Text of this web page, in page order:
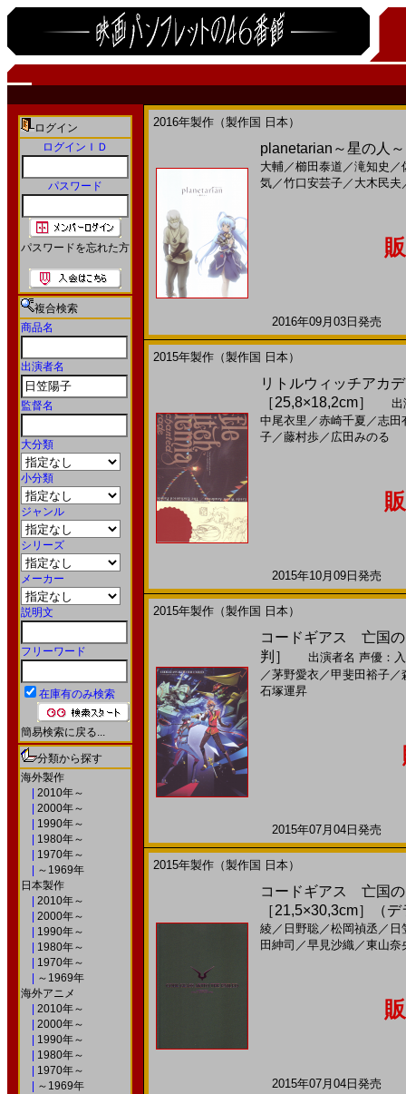
ログイン
ログインＩＤ
パスワード
パスワードを忘れた方
複合検索
商品名
出演者名
監督名
大分類
小分類
ジャンル
シリーズ
メーカー
説明文
フリーワード
在庫有のみ検索
簡易検索に戻る...
分類から探す
海外製作
2010年～
2000年～
1990年～
1980年～
1970年～
～1969年
日本製作
2010年～
2000年～
1990年～
1980年～
1970年～
～1969年
海外アニメ
2010年～
2000年～
1990年～
1980年～
1970年～
～1969年
2016年製作（製作国 日本）
planetarian～星の人
大輔／櫛田泰道 ／滝知史 ／
気／竹口安芸子／ 大木民夫
2016年09月03日発売
2015年製作（製作国 日本）
リトルウィッチアカ
［25,8×18,2cm］
出
中尾衣里 ／赤崎千夏 ／志田
子／藤村歩／ 広田みのる
2015年10月09日発売
2015年製作（製作国 日本）
コードギアス 亡国
判］
出演者名 声優：
／茅野愛衣 ／甲斐田裕子／
石塚運昇
2015年07月04日発売
2015年製作（製作国 日本）
コードギアス 亡国
［21,5×30,3cm］（
綾／ 日野聡／松岡禎丞／ 日
田紳司 ／早見沙織／東山奈
2015年07月04日発売